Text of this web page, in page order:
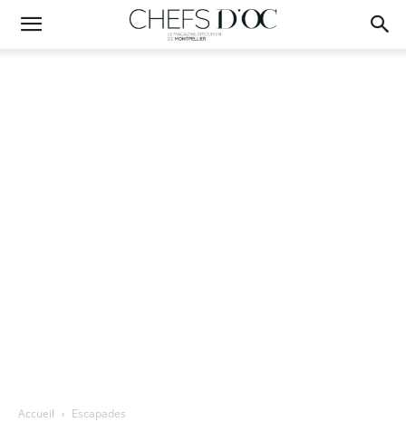
Accueil Escapades